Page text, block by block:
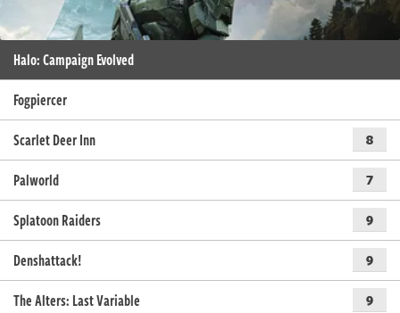
Halo: Campaign Evolved
Fogpiercer
Scarlet Deer Inn
8
Palworld 7
Splatoon Raiders 9
Denshattack! 9
The Alters: Last Variable 9